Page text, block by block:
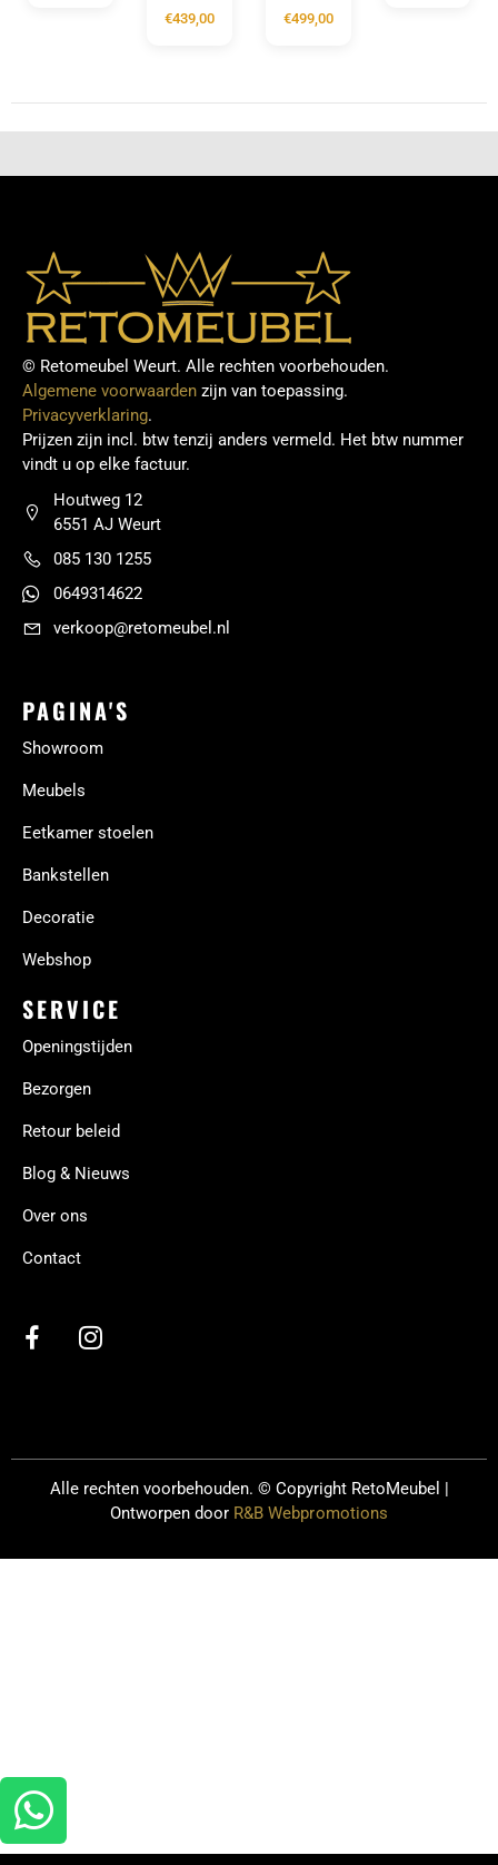
€439,00 €499,00
© Retomeubel Weurt. Alle rechten voorbehouden.
Algemene voorwaarden zijn van toepassing.
Privacyverklaring.
Prijzen zijn incl. btw tenzij anders vermeld. Het btw nummer
vindt u op elke factuur.
Houtweg 12
6551 AJ Weurt
085 130 1255
0649314622
verkoop@retomeubel.nl
PAGINA'S
Showroom
Meubels
Eetkamer stoelen
Bankstellen
Decoratie
Webshop
SERVICE
Openingstijden
Bezorgen
Retour beleid
Blog & Nieuws
Over ons
Contact
Alle rechten voorbehouden. © Copyright RetoMeubel |
Ontworpen door R&B Webpromotions